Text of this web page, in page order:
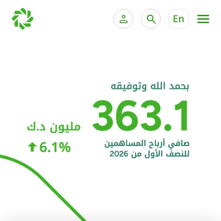
En
الخدمات المصرفية الإلكترونية للشركات
خدمة "بيتك" للتداول الإلكتروني
الحسابات المصرفية
البطاقات
"برامج العملاء"